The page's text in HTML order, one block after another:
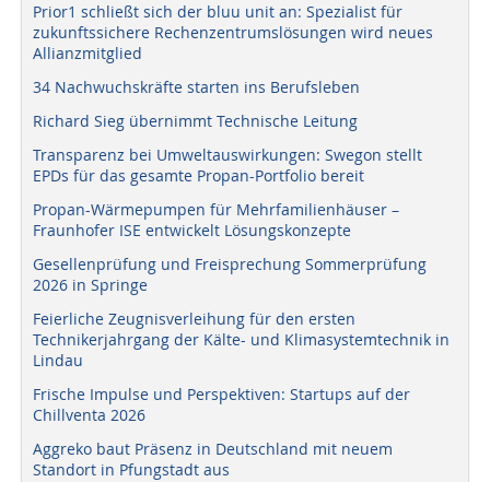
Prior1 schließt sich der bluu unit an: Spezialist für
zukunftssichere Rechenzentrumslösungen wird neues
Allianzmitglied
34 Nachwuchskräfte starten ins Berufsleben
Richard Sieg übernimmt Technische Leitung
Transparenz bei Umweltauswirkungen: Swegon stellt
EPDs für das gesamte Propan-Portfolio bereit
Propan-Wärmepumpen für Mehrfamilienhäuser –
Fraunhofer ISE entwickelt Lösungskonzepte
Gesellenprüfung und Freisprechung Sommerprüfung
2026 in Springe
Feierliche Zeugnisverleihung für den ersten
Technikerjahrgang der Kälte- und Klimasystemtechnik in
Lindau
Frische Impulse und Perspektiven: Startups auf der
Chillventa 2026
Aggreko baut Präsenz in Deutschland mit neuem
Standort in Pfungstadt aus